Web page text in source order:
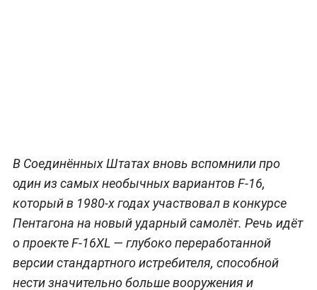
В Соединённых Штатах вновь вспомнили про
один из самых необычных вариантов F-16,
который в 1980-х годах участвовал в конкурсе
Пентагона на новый ударный самолёт. Речь идёт
о проекте F-16XL — глубоко переработанной
версии стандартного истребителя, способной
нести значительно больше вооружения и